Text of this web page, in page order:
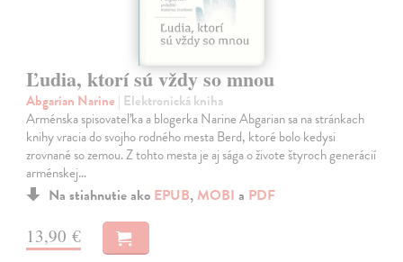
Ľudia, ktorí sú vždy so mnou
Abgarian Narine | Elektronická kniha
Arménska spisovateľka a blogerka Narine Abgarian sa na stránkach
knihy vracia do svojho rodného mesta Berd, ktoré bolo kedysi
zrovnané so zemou. Z tohto mesta je aj sága o živote štyroch generácií
arménskej…
Na stiahnutie ako EPUB, MOBI a PDF
13,90 €